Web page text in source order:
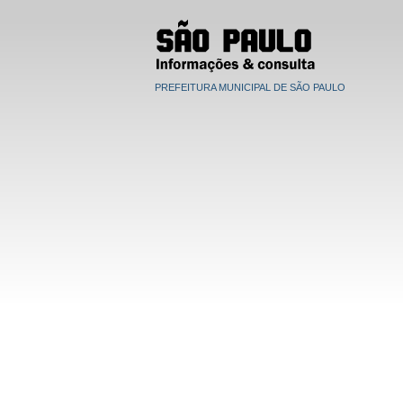
PREFEITURA MUNICIPAL DE SÃO PAULO